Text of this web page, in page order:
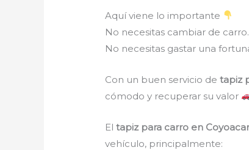
Aquí viene lo importante
No necesitas cambiar de carro.
No necesitas gastar una
Con un buen servicio detapiz
cómodo y recuperar su valor
Eltapiz para carro en
vehículo, principalmente: